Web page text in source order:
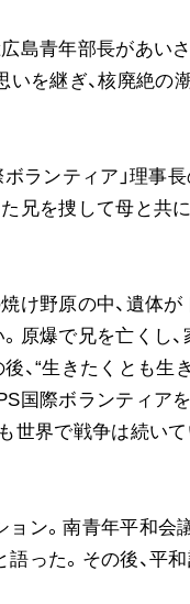
島青年部長があい
を継ぎ、核廃絶の
ボランティア」理事
兄を捜して母と共
け野原の中、遺体
爆で兄を亡くし、
、“生きたくとも生
国際ボランティア
世界で戦争は続いて
ン。南青年平和会
った。その後、平